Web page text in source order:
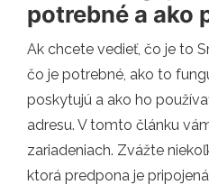
potrebné a ako
Ak chcete vedieť, čo je to
čo je potrebné, ako to
poskytujú a ako ho
adresu. V tomto článku
zariadeniach. Zvážte
ktorá predpona je